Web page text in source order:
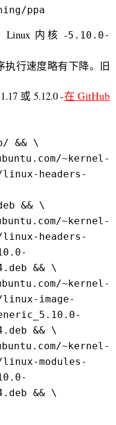
ppa
内核 -5.10.0-
执行速度略有下降。旧
或 5.12.0 -在 GitHub
&& \
~kernel-
linux-headers-
&& \
~kernel-
linux-headers-
&& \
~kernel-
linux-image-
&& \
~kernel-
linux-modules-
&& \